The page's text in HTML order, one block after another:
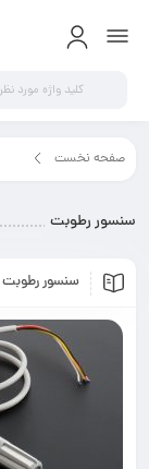
چیست چه کاربردی